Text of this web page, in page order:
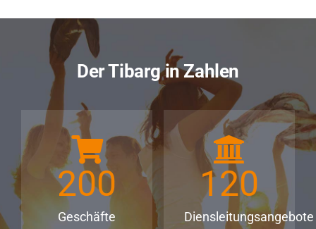
Der Tibarg in Zahlen
200
Geschäfte
120
Diensleitungsangebote